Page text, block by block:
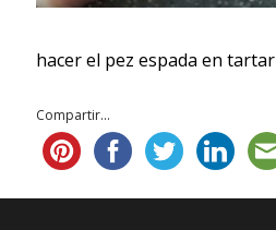
hacer el pez espada en tartar
Compartir...